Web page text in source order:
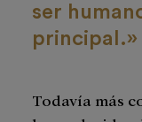
ser
principal.»
Todavía más